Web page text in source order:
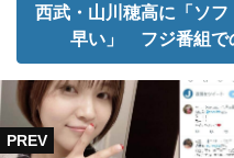
西武・山川穂高に「ソ
早い」 フジ番組で